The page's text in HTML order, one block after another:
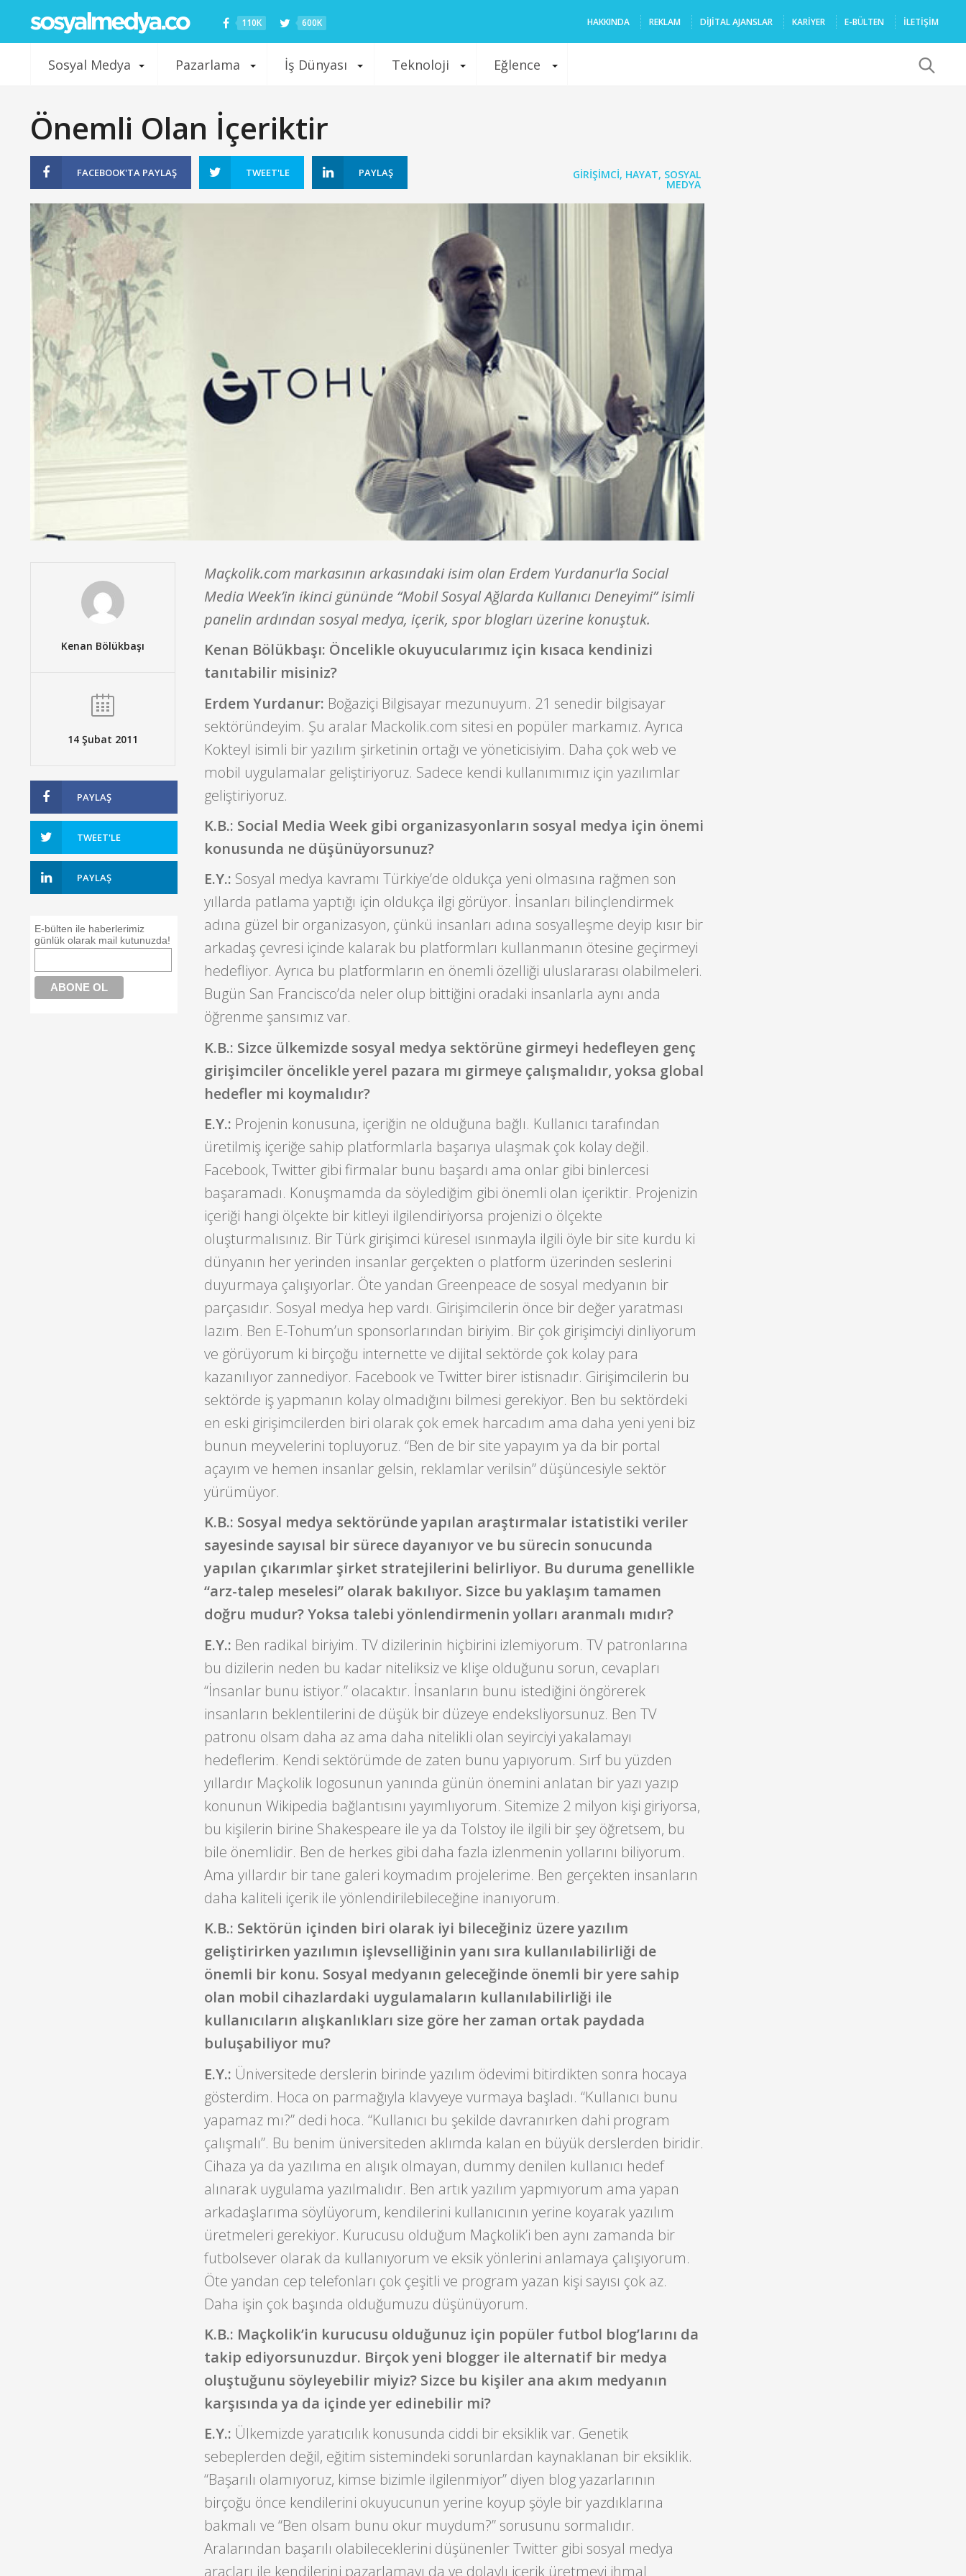
110K 600K HAKKINDA REKLAM DIJITAL AJANSLAR KARIYER E-BÜLTEN İLETİŞİM
Sosyal Medya Pazarlama İş Dünyası Teknoloji Eğlence
Önemli Olan İçeriktir
FACEBOOK'TA PAYLAŞ TWEET'LE PAYLAŞ GIRIŞIMCI, HAYAT, SOSYAL
MEDYA
Kenan Bölükbaşı
14 Şubat 2011
PAYLAŞ
TWEET'LE
PAYLAŞ
E-bülten ile haberlerimiz
günlük olarak mail kutunuzda!
Maçkolik.com markasının arkasındaki isim olan Erdem Yurdanur’la Social
Media Week’in ikinci gününde “Mobil Sosyal Ağlarda Kullanıcı Deneyimi” isimli
panelin ardından sosyal medya, içerik, spor blogları üzerine konuştuk.
Kenan Bölükbaşı: Öncelikle okuyucularımız için kısaca kendinizi
tanıtabilir misiniz?
Erdem Yurdanur: Boğaziçi Bilgisayar mezunuyum. 21 senedir bilgisayar
sektöründeyim. Şu aralar Mackolik.com sitesi en popüler markamız. Ayrıca
Kokteyl isimli bir yazılım şirketinin ortağı ve yöneticisiyim. Daha çok web ve
mobil uygulamalar geliştiriyoruz. Sadece kendi kullanımımız için yazılımlar
geliştiriyoruz.
K.B.: Social Media Week gibi organizasyonların sosyal medya için önemi
konusunda ne düşünüyorsunuz?
E.Y.: Sosyal medya kavramı Türkiye’de oldukça yeni olmasına rağmen son
yıllarda patlama yaptığı için oldukça ilgi görüyor. İnsanları bilinçlendirmek
adına güzel bir organizasyon, çünkü insanları adına sosyalleşme deyip kısır bir
arkadaş çevresi içinde kalarak bu platformları kullanmanın ötesine geçirmeyi
hedefliyor. Ayrıca bu platformların en önemli özelliği uluslararası olabilmeleri.
Bugün San Francisco’da neler olup bittiğini oradaki insanlarla aynı anda
öğrenme şansımız var.
K.B.: Sizce ülkemizde sosyal medya sektörüne girmeyi hedefleyen genç
girişimciler öncelikle yerel pazara mı girmeye çalışmalıdır, yoksa global
hedefler mi koymalıdır?
E.Y.: Projenin konusuna, içeriğin ne olduğuna bağlı. Kullanıcı tarafından
üretilmiş içeriğe sahip platformlarla başarıya ulaşmak çok kolay değil.
Facebook, Twitter gibi firmalar bunu başardı ama onlar gibi binlercesi
başaramadı. Konuşmamda da söylediğim gibi önemli olan içeriktir. Projenizin
içeriği hangi ölçekte bir kitleyi ilgilendiriyorsa projenizi o ölçekte
oluşturmalısınız. Bir Türk girişimci küresel ısınmayla ilgili öyle bir site kurdu ki
dünyanın her yerinden insanlar gerçekten o platform üzerinden seslerini
duyurmaya çalışıyorlar. Öte yandan Greenpeace de sosyal medyanın bir
parçasıdır. Sosyal medya hep vardı. Girişimcilerin önce bir değer yaratması
lazım. Ben E-Tohum’un sponsorlarından biriyim. Bir çok girişimciyi dinliyorum
ve görüyorum ki birçoğu internette ve dijital sektörde çok kolay para
kazanılıyor zannediyor. Facebook ve Twitter birer istisnadır. Girişimcilerin bu
sektörde iş yapmanın kolay olmadığını bilmesi gerekiyor. Ben bu sektördeki
en eski girişimcilerden biri olarak çok emek harcadım ama daha yeni yeni biz
bunun meyvelerini topluyoruz. “Ben de bir site yapayım ya da bir portal
açayım ve hemen insanlar gelsin, reklamlar verilsin” düşüncesiyle sektör
yürümüyor.
K.B.: Sosyal medya sektöründe yapılan araştırmalar istatistiki veriler
sayesinde sayısal bir sürece dayanıyor ve bu sürecin sonucunda
yapılan çıkarımlar şirket stratejilerini belirliyor. Bu duruma genellikle
“arz-talep meselesi” olarak bakılıyor. Sizce bu yaklaşım tamamen
doğru mudur? Yoksa talebi yönlendirmenin yolları aranmalı mıdır?
E.Y.: Ben radikal biriyim. TV dizilerinin hiçbirini izlemiyorum. TV patronlarına
bu dizilerin neden bu kadar niteliksiz ve klişe olduğunu sorun, cevapları
“İnsanlar bunu istiyor.” olacaktır. İnsanların bunu istediğini öngörerek
insanların beklentilerini de düşük bir düzeye endeksliyorsunuz. Ben TV
patronu olsam daha az ama daha nitelikli olan seyirciyi yakalamayı
hedeflerim. Kendi sektörümde de zaten bunu yapıyorum. Sırf bu yüzden
yıllardır Maçkolik logosunun yanında günün önemini anlatan bir yazı yazıp
konunun Wikipedia bağlantısını yayımlıyorum. Sitemize 2 milyon kişi giriyorsa,
bu kişilerin birine Shakespeare ile ya da Tolstoy ile ilgili bir şey öğretsem, bu
bile önemlidir. Ben de herkes gibi daha fazla izlenmenin yollarını biliyorum.
Ama yıllardır bir tane galeri koymadım projelerime. Ben gerçekten insanların
daha kaliteli içerik ile yönlendirilebileceğine inanıyorum.
K.B.: Sektörün içinden biri olarak iyi bileceğiniz üzere yazılım
geliştirirken yazılımın işlevselliğinin yanı sıra kullanılabilirliği de
önemli bir konu. Sosyal medyanın geleceğinde önemli bir yere sahip
olan mobil cihazlardaki uygulamaların kullanılabilirliği ile
kullanıcıların alışkanlıkları size göre her zaman ortak paydada
buluşabiliyor mu?
E.Y.: Üniversitede derslerin birinde yazılım ödevimi bitirdikten sonra hocaya
gösterdim. Hoca on parmağıyla klavyeye vurmaya başladı. “Kullanıcı bunu
yapamaz mı?” dedi hoca. “Kullanıcı bu şekilde davranırken dahi program
çalışmalı”. Bu benim üniversiteden aklımda kalan en büyük derslerden biridir.
Cihaza ya da yazılıma en alışık olmayan, dummy denilen kullanıcı hedef
alınarak uygulama yazılmalıdır. Ben artık yazılım yapmıyorum ama yapan
arkadaşlarıma söylüyorum, kendilerini kullanıcının yerine koyarak yazılım
üretmeleri gerekiyor. Kurucusu olduğum Maçkolik’i ben aynı zamanda bir
futbolsever olarak da kullanıyorum ve eksik yönlerini anlamaya çalışıyorum.
Öte yandan cep telefonları çok çeşitli ve program yazan kişi sayısı çok az.
Daha işin çok başında olduğumuzu düşünüyorum.
K.B.: Maçkolik’in kurucusu olduğunuz için popüler futbol blog’larını da
takip ediyorsunuzdur. Birçok yeni blogger ile alternatif bir medya
oluştuğunu söyleyebilir miyiz? Sizce bu kişiler ana akım medyanın
karşısında ya da içinde yer edinebilir mi?
E.Y.: Ülkemizde yaratıcılık konusunda ciddi bir eksiklik var. Genetik
sebeplerden değil, eğitim sistemindeki sorunlardan kaynaklanan bir eksiklik.
“Başarılı olamıyoruz, kimse bizimle ilgilenmiyor” diyen blog yazarlarının
birçoğu önce kendilerini okuyucunun yerine koyup şöyle bir yazdıklarına
bakmalı ve “Ben olsam bunu okur muydum?” sorusunu sormalıdır.
Aralarından başarılı olabileceklerini düşünenler Twitter gibi sosyal medya
araçları ile kendilerini pazarlamayı da ve dolaylı içerik üretmeyi ihmal